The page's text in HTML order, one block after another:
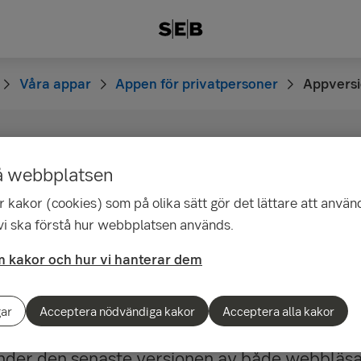
Våra appar Appen för privatpersoner
– håll din app
för iPhone, iPad och Android. För att få
tillgång till nya tjänster rekommenderar vi
i din enhet när det finns nya versioner. Vi
webbplatsen
kakor (cookies) som på olika sätt gör det lättare att
ska förstå hur webbplatsen används.
kakor och hur vi hanterar dem
Acceptera nödvändiga kakor Acceptera alla kakor